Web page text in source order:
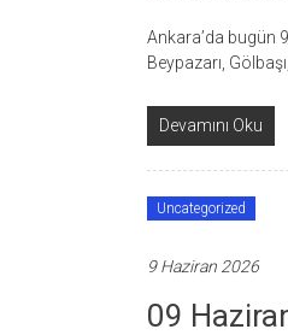
Ankara’da bugün
Beypazarı,
Devamını Oku
Uncategorized
9 Haziran 2026
09